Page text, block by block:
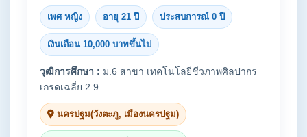
เพศ หญิง อายุ 21 ปี ประสบการณ์ 0 ปี
เงินเดือน 10,000 บาทขึ้นไป
วุฒิการศึกษา : ม.6 สาขา เทคโนโลยีชีวภาพศิลปากร
เกรดเฉลี่ย 2.9
นครปฐม(วังตะภู, เมืองนครปฐม)